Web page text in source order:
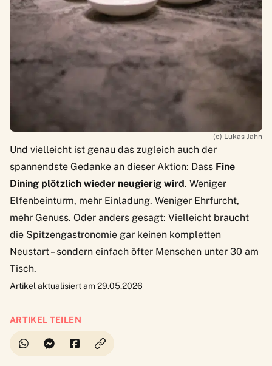
(c) Lukas Jahn
Und vielleicht ist genau das zugleich auch der
spannendste Gedanke an dieser Aktion: Dass Fine
Dining plötzlich wieder neugierig wird. Weniger
Elfenbeinturm, mehr Einladung. Weniger Ehrfurcht,
mehr Genuss. Oder anders gesagt: Vielleicht braucht
die Spitzengastronomie gar keinen kompletten
Neustart – sondern einfach öfter Menschen unter 30 am
Tisch.
Artikel aktualisiert am 29.05.2026
ARTIKEL TEILEN